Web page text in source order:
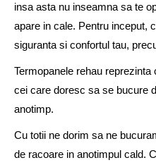
insa asta nu inseamna sa te
apare in cale. Pentru inceput,
siguranta si confortul tau,
Termopanele rehau
cei care doresc sa se bucure
anotimp.
Cu totii ne dorim sa ne
de racoare in anotimpul cald.